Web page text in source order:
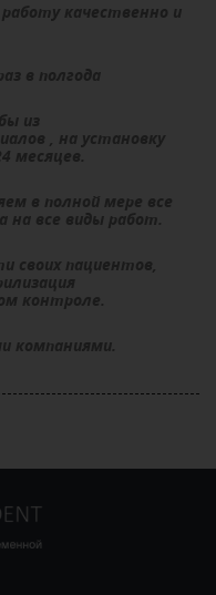
качественно и
в полгода
из
, на установку
месяцев.
в полной мере все
на все виды работ.
своих пациентов,
контроле.
компаниями.